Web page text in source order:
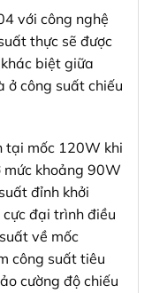
với công nghệ
thực sẽ được
biệt giữa
ở công suất chiếu
tại mốc 120W khi
mức khoảng 90W
đỉnh khởi
đại trình điều
về mốc
công suất tiêu
cường độ chiếu